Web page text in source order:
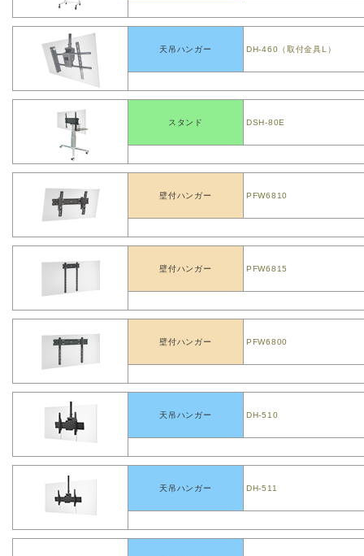
天吊ハンガー DH-460（取付金具L）
スタンド DSH-80E
壁付ハンガー PFW6810
壁付ハンガー PFW6815
壁付ハンガー PFW6800
天吊ハンガー DH-510
天吊ハンガー DH-511